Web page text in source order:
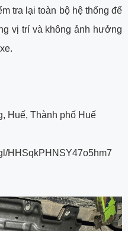
tra lại toàn bộ hệ thống để
vị trí và không ảnh hưởng
Huế, Thành phố Huế
HHSqkPHNSY47o5hm7